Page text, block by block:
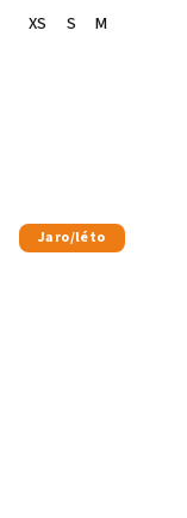
XS
S
M
Jaro/léto